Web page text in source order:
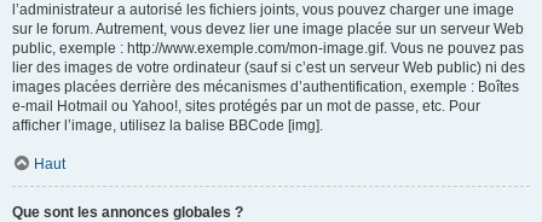
l’administrateur a autorisé les fichiers joints, vous pouvez charger une image
sur le forum. Autrement, vous devez lier une image placée sur un serveur Web
public, exemple : http://www.exemple.com/mon-image.gif. Vous ne pouvez pas
lier des images de votre ordinateur (sauf si c’est un serveur Web public) ni des
images placées derrière des mécanismes d’authentification, exemple : Boîtes
e-mail Hotmail ou Yahoo!, sites protégés par un mot de passe, etc. Pour
afficher l’image, utilisez la balise BBCode [img].
Haut
Que sont les annonces globales ?